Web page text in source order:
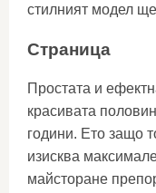
стилният модел
Страница
Простата и
красивата
години. Ето защо
изисква
майсторане